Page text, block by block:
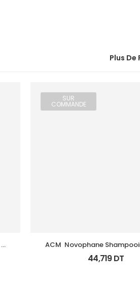
Plus
SUR
COMMANDE
ACM  Novophane
125Ml
44,719DT